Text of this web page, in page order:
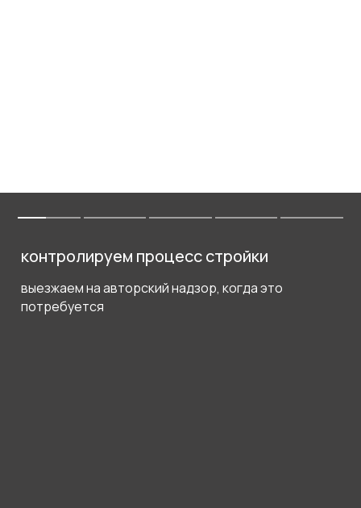
контролируем процесс стройки
выезжаем на авторский надзор, когда это
потребуется